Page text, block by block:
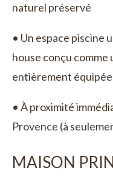
naturel préservé
• Un espace piscine
house conçu
entièrement équipée
• À proximité
Provence (à
MAISON